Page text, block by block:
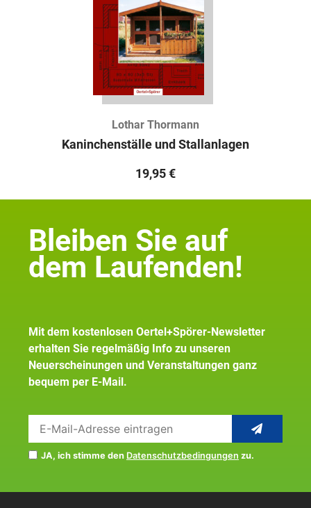
Lothar Thormann
Kaninchenställe und Stallanlagen
19,95 €
Bleiben Sie auf
dem Laufenden!
Mit dem kostenlosen Oertel+Spörer-Newsletter
erhalten Sie regelmäßig Info zu unseren
Neuerscheinungen und Veranstaltungen ganz
bequem per E-Mail.
JA, ich stimme den Datenschutzbedingungen zu.